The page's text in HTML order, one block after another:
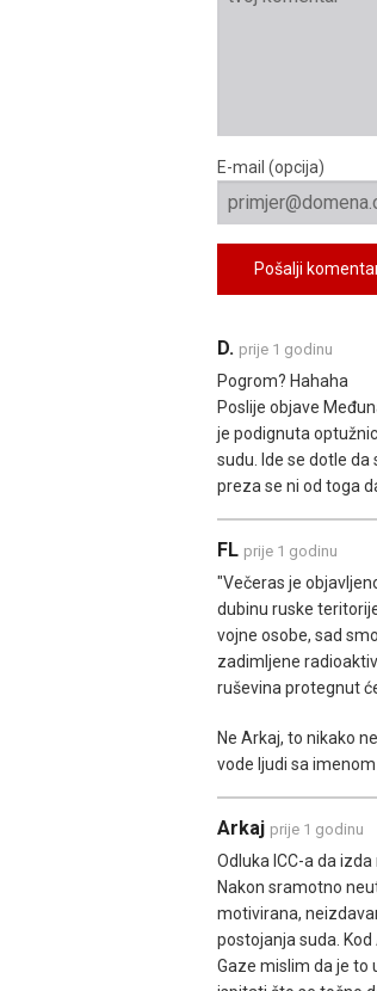
E-mail (opcija)
Pošalji
D. prije 1 godinu
Pogrom? Hahaha
Poslije objave
je podignuta
sudu. Ide se dotle
preza se ni od toga
FL prije 1 godinu
"Večeras je
dubinu ruske
vojne osobe, sad
zadimljene
ruševina protegnut
Ne Arkaj, to nikako
vode ljudi sa
Arkaj prije 1 godinu
Odluka ICC-a da
Nakon sramotno
motivirana,
postojanja suda.
Gaze mislim da je to